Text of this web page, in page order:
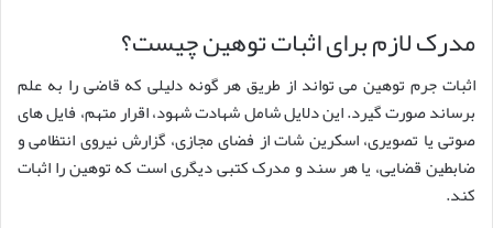
مدرک لازم برای اثبات توهین چیست؟
اثبات جرم توهین می تواند از طریق هر گونه دلیلی که قاضی را به علم
برساند صورت گیرد. این دلایل شامل شهادت شهود، اقرار متهم، فایل های
صوتی یا تصویری، اسکرین شات از فضای مجازی، گزارش نیروی انتظامی و
ضابطین قضایی، یا هر سند و مدرک کتبی دیگری است که توهین را اثبات
کند.